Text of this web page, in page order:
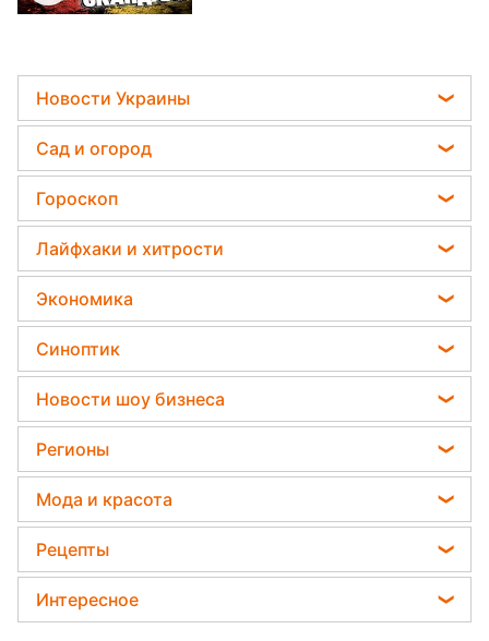
пилот выжил, но...
РАКЕТЫ УДАРИЛИ ПО
нанесла...
ФЁДОРОВ назвал истинные...
Путин получил новый удар!
КРЕМЛЬ ПОВЫШАЕТ